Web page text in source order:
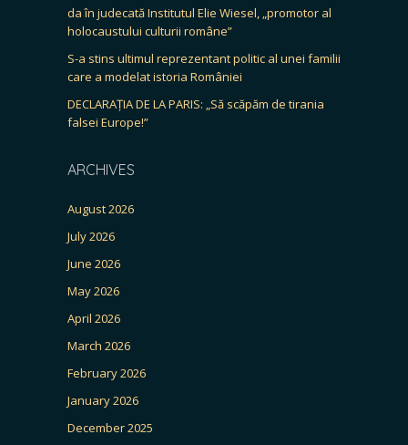
da în judecată Institutul Elie Wiesel, „promotor al
holocaustului culturii române”
S-a stins ultimul reprezentant politic al unei familii
care a modelat istoria României
DECLARAȚIA DE LA PARIS: „Să scăpăm de tirania
falsei Europe!”
ARCHIVES
August 2026
July 2026
June 2026
May 2026
April 2026
March 2026
February 2026
January 2026
December 2025